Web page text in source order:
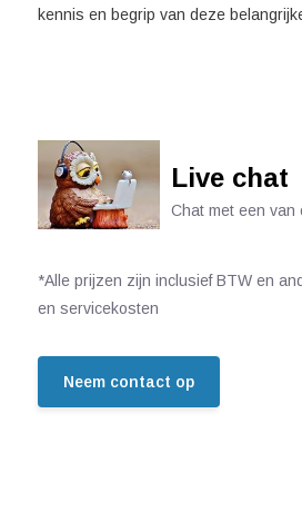
kennis en begrip van deze
Live chat
Chat met een van
*Alle prijzen zijn inclusief BTW en
en servicekosten
Neem contact op